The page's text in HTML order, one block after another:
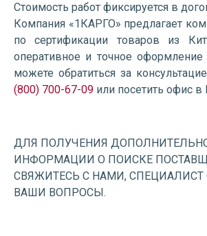
Стоимость работ фиксируется в
Компания «1КАРГО» предлагает
по сертификации товаров из
оперативное и точное
можете обратиться за
(800) 700-67-09 или посетить офис
ДЛЯ ПОЛУЧЕНИЯ
ИНФОРМАЦИИ О ПОИСКЕ
СВЯЖИТЕСЬ С НАМИ, СПЕЦИАЛИСТ
ВАШИ ВОПРОСЫ.